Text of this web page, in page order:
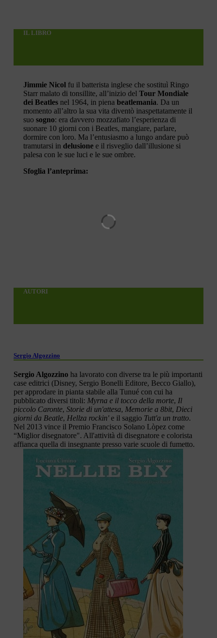
IL LIBRO
Jimmie Nicol fu il batterista inglese che sostituì Ringo
Starr malato di tonsillite, all’inizio del Tour Mondiale
dei Beatles nel 1964, in piena beatlemania. Da un
momento all’altro la sua vita diventò inaspettatamente il
suo sogno: era davvero mozzafiato l’esperienza di
suonare 10 giorni con i Beatles, mangiare, parlare,
dormire con loro. Ma l’entusiasmo a lungo andare può
tramutarsi in delusione e il risveglio dall’illusione si
palesa con le sue luci e le sue ombre.
Sfoglia l’anteprima:
AUTORI
Sergio Algozzino
Sergio Algozzino ha lavorato con diverse tra le più importanti
case editrici (Disney, Sergio Bonelli Editore, Becco Giallo),
per approdare in pianta stabile alla Tunué con cui ha
pubblicato diversi titoli: Myrna e il tocco della morte, Il
piccolo Caronte, Storie di un'attesa, Memorie a 8bit, Dieci
giorni da Beatle, Hellza rockin'e il saggio Tutt'a un tratto.
Nel 2013 vince il Premio Francisco Solano Lòpez come
“Miglior disegnatore". All'attività di disegnatore e colorista
affianca quella di insegnante presso varie scuole di fumetto.